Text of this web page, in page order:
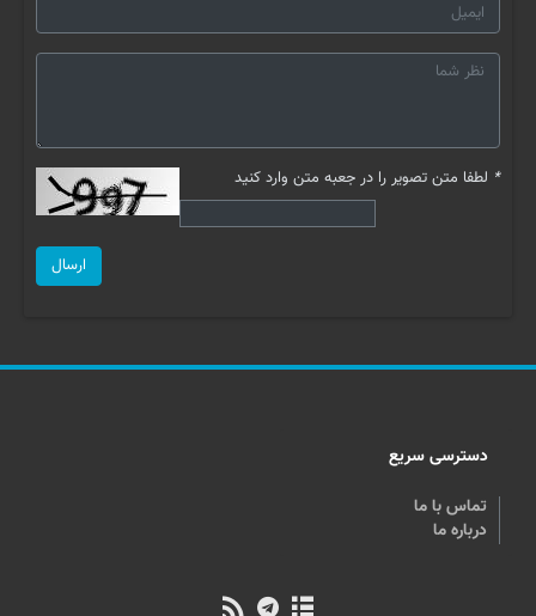
* لطفا متن تصویر را در جعبه متن وارد کنید
ارسال
دسترسی سریع
تماس با ما
درباره ما